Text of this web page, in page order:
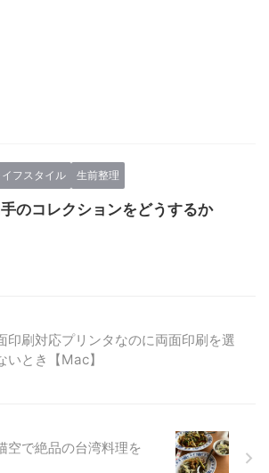
イフスタイル 生前整理
のコレクションをどうするか
印刷対応プリンタなのに両面印刷を選
いとき【Mac】
空で絶品の台湾料理を